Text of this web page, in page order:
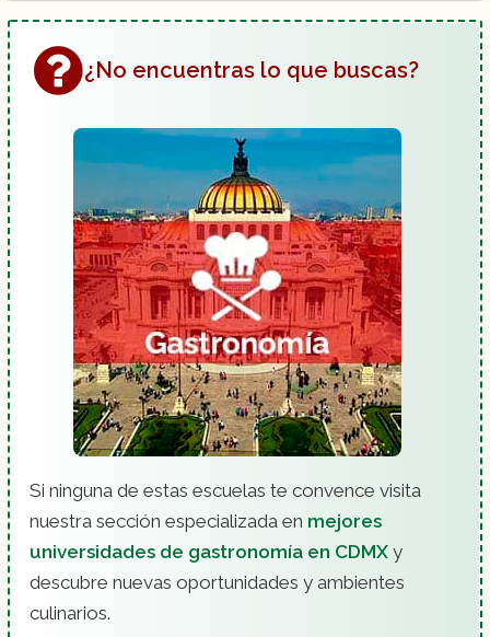
Cocina Saludable:
Comida Regional Mexicana:
Dulcería, Chocolatería y Confitería:
Panadería:
Repostería Básica:
¿No encuentras lo que buscas?
Si ninguna de estas escuelas te convence visita
nuestra sección especializada en mejores
universidades de gastronomía en CDMX y
descubre nuevas oportunidades y ambientes
culinarios.